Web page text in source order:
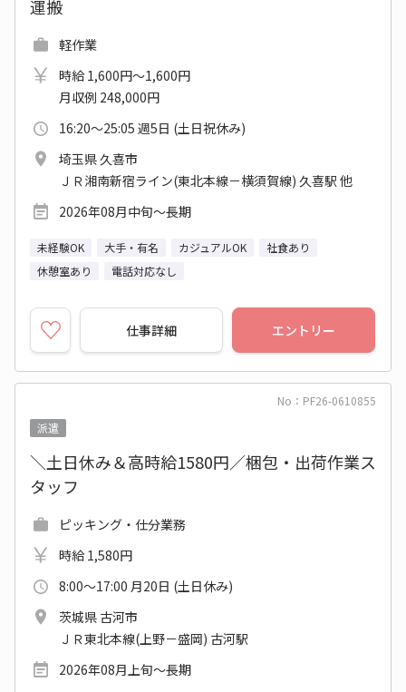
運搬
軽作業
時給 1,600円～1,600円
月収例 248,000円
16:20～25:05 週5日 (土日祝休み)
埼玉県 久喜市
ＪＲ湘南新宿ライン(東北本線－横須賀線) 久喜駅 他
2026年08月中旬～長期
未経験OK 大手・有名 カジュアルOK
社食あり
休憩室あり
電話対応なし
仕事詳細 エントリー
No：PF26-0610855
派遣
＼土日休み＆高時給1580円／梱包・出荷作業ス
タッフ
ピッキング・仕分業務
時給 1,580円
8:00～17:00 月20日 (土日休み)
茨城県 古河市
ＪＲ東北本線(上野－盛岡) 古河駅
2026年08月上旬～長期